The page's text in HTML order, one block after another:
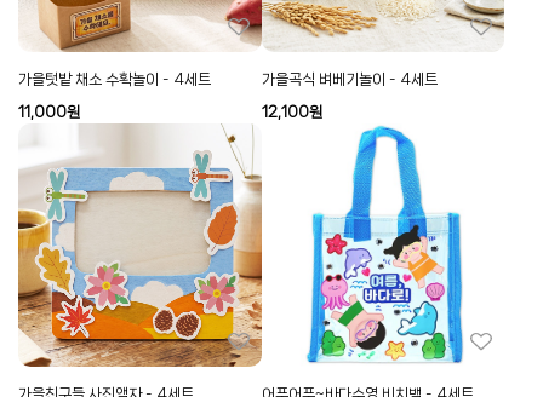
가을텃밭 채소 수확놀이 - 4세트
11,000원
가을곡식 벼베기놀이 - 4세트
12,100원
가을친구들 사진액자 - 4세트 어푸어푸~바다수영 비치백 - 4세트